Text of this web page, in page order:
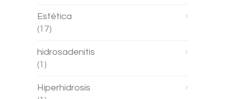
Estética
(17)
hidrosadenitis
(1)
Hiperhidrosis